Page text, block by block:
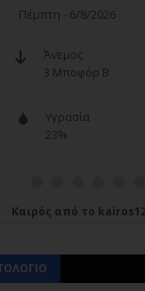
Καιρός από το